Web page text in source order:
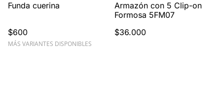
Funda cuerina
$600
MÁS VARIANTES DISPONIBLES
Armazón con 5 Clip-on
Formosa 5FM07
$36.000